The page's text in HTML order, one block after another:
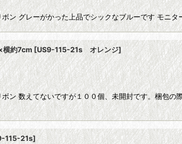
ン グレーがかった上品でシックなブルーです モニ
横約7cm[US9-115-21s オレンジ]
ン 数えてないですが１００個、未開封です。梱包の
115-21s]